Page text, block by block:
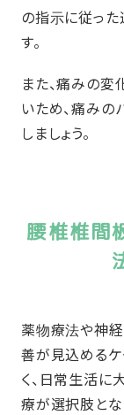
の指示に従っ
す。
また、痛みの
いため、痛み
しましょう。
腰椎椎間
薬物療法や神
善が見込めるケ
く、日常生活に
療が選択肢とな